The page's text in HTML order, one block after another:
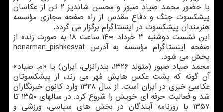
با حضور محمد صیاد صبور و محسن شاندیز ۲ تن از عکاسان
پیشکسوت جنگ و دفاع مقدس از راه صفحه مجازی مؤسسه
هنرمندان پیشکسوت در اینستاگرام برگزار می گردد.
این نشست دوشنبه ۳ خرداد ۱۴۰۰ ساعت ۱۸ به صورت زنده از
صفحه اینستاگرام مؤسسه به آدرس honarman_pishkesvat
پخش می شود.
محمد صیاد صبور (متولد ۱۳۲۶، بندرانزلی، ایران) یا «م. صیاد»
آن گونه که پشت عکس هایش مُهر می زند، از پیشکسوتان
عکاسی خبری در ایران است. از سال ۱۳۴۸ وارد کانون خبرنگاران
شد و فعالیت حرفه ای خویش را شروع کرد. در سالهای ۱۳۵۰ تا
۱۳۵۷ با روزنامه آیندگان در بخش های سیاسی، ورزشی و